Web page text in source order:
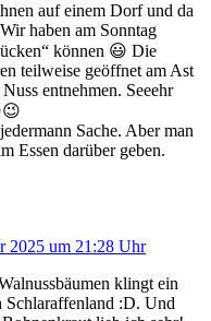
auf einem Dorf und da
haben am Sonntag
können 😃 Die
teilweise geöffnet am Ast
entnehmen. Seeehr
Sache. Aber man
Essen darüber geben.
2025 um 21:28 Uhr
klingt ein
Schlaraffenland :D. Und